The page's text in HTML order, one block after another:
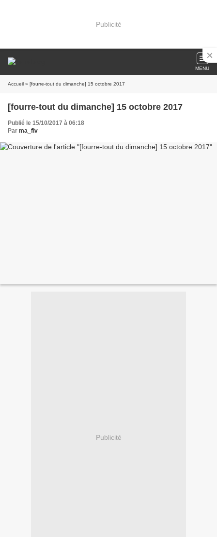
Publicité
MENU
Accueil » [fourre-tout du dimanche] 15 octobre 2017
[fourre-tout du dimanche] 15 octobre 2017
Publié le 15/10/2017 à 06:18
Par ma_flv
Publicité